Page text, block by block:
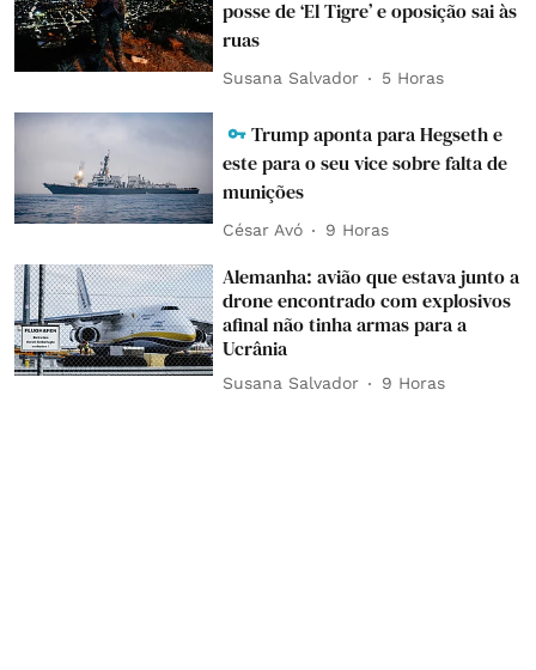
posse de ‘El Tigre’ e oposição sai às
ruas
Susana Salvador 5 Horas
Trump aponta para Hegseth e
este para o seu vice sobre falta de
munições
César Avó 9 Horas
Alemanha: avião que estava junto a
drone encontrado com explosivos
afinal não tinha armas para a
Ucrânia
Susana Salvador 9 Horas